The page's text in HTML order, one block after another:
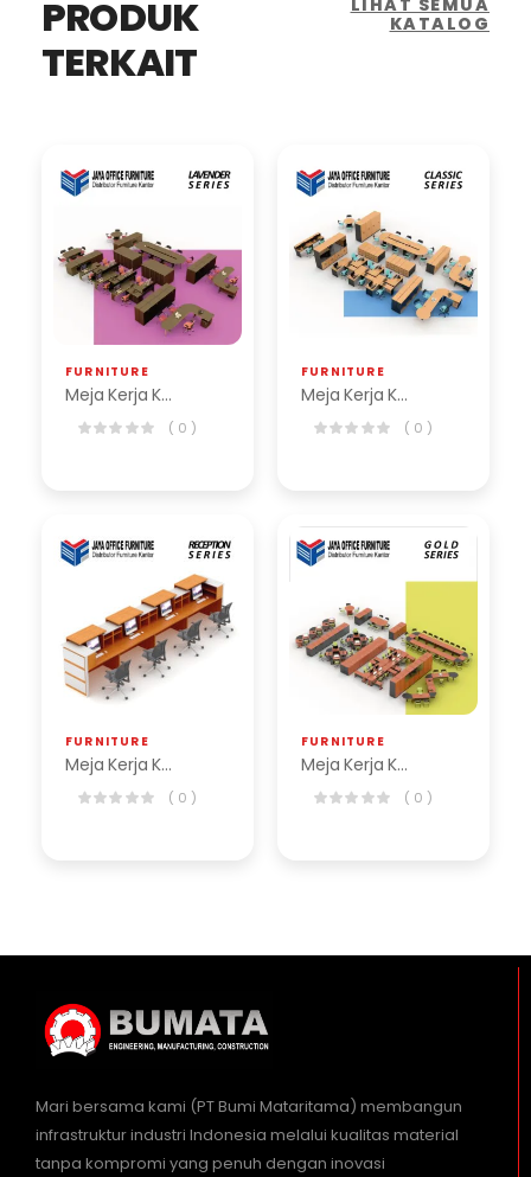
PRODUK
TERKAIT
KATALOG
FURNITURE
Meja Kerja Kantor Lavender Series
( 0 )
FURNITURE
Meja Kerja Kantor Classic Series
( 0 )
FURNITURE
Meja Kerja Kantor Reception Series
( 0 )
FURNITURE
Meja Kerja Kantor Gold Series
( 0 )
Mari bersama kami (PT Bumi Mataritama) membangun
infrastruktur industri Indonesia melalui kualitas material
tanpa kompromi yang penuh dengan inovasi